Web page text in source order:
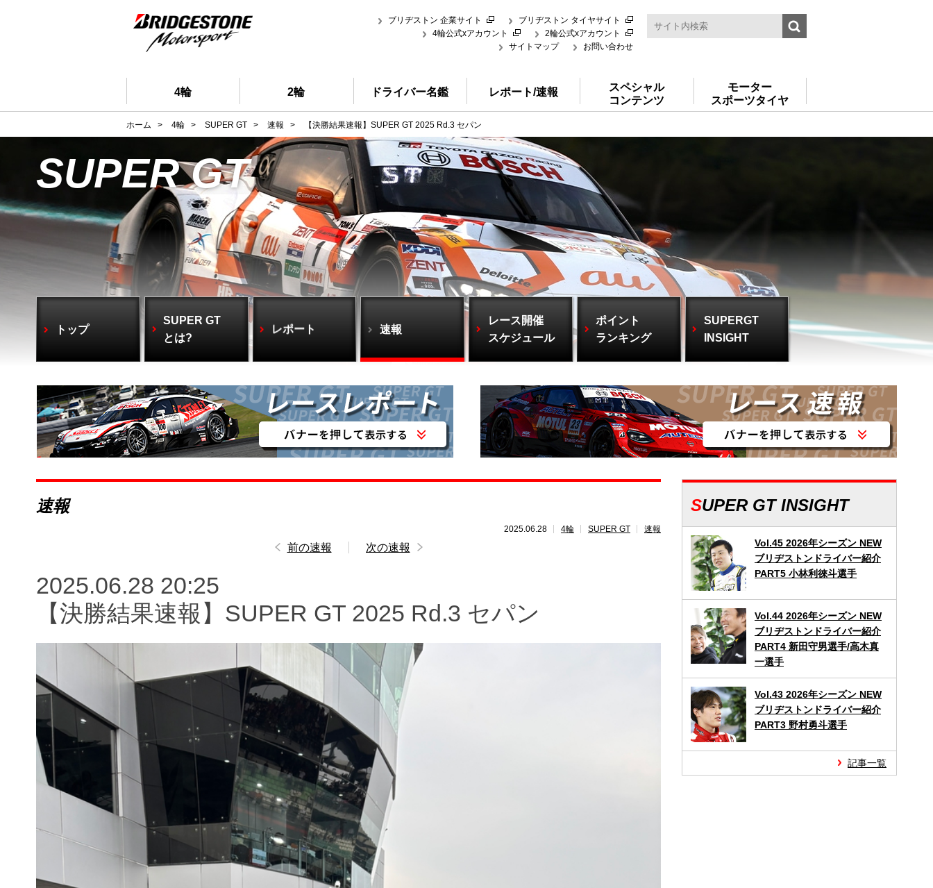
ブリヂストン 企業サイト
ブリヂストン タイヤサイト
4輪公式xアカウント
2輪公式xアカウント
サイトマップ
お問い合わせ
4輪 2輪 ドライバー名鑑 レポート/速報
スペシャル
コンテンツ
モーター
スポーツタイヤ
ホーム > 4輪 > SUPER GT > 速報 > 【決勝結果速報】SUPER GT 2025 Rd.3 セパン
SUPER GT
トップ
SUPER GT
とは?
レポート 速報
レース開催
スケジュール
ポイント
ランキング
SUPERGT
INSIGHT
速報
2025.06.28 4輪 SUPER GT 速報
前の速報 次の速報
2025.06.28 20:25
【決勝結果速報】SUPER GT 2025 Rd.3 セパン
SUPER GT INSIGHT
Vol.45 2026年シーズン NEW
ブリヂストンドライバー紹介
PART5 小林利徠斗選手
Vol.44 2026年シーズン NEW
ブリヂストンドライバー紹介
PART4 新田守男選手/高木真
一選手
Vol.43 2026年シーズン NEW
ブリヂストンドライバー紹介
PART3 野村勇斗選手
記事一覧